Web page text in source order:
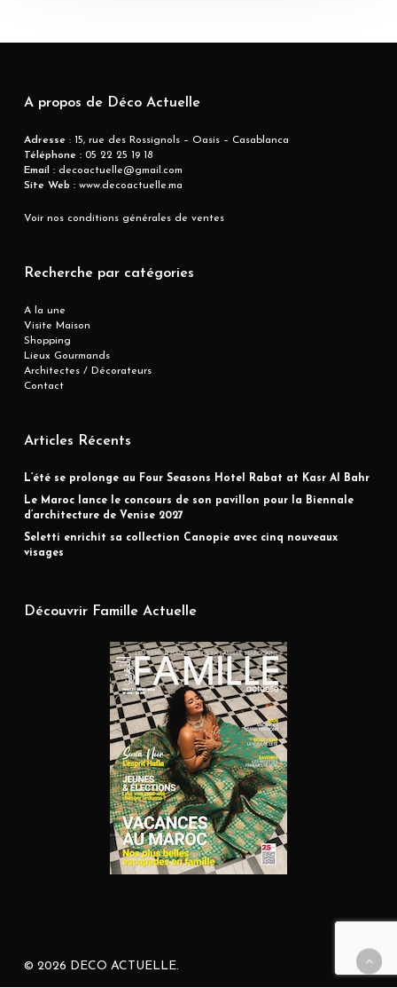
A propos de Déco Actuelle
Adresse : 15, rue des Rossignols – Oasis – Casablanca
Téléphone :05 22 25 19 18
Email :decoactuelle@gmail.com
Site Web :www.decoactuelle.ma
Voir nos conditions générales de ventes
Recherche par catégories
A la une
Visite Maison
Shopping
Lieux Gourmands
Architectes / Décorateurs
Contact
Articles Récents
L’été se prolonge au Four Seasons Hotel Rabat at Kasr Al Bahr
Le Maroc lance le concours de son pavillon pour la Biennale
d’architecture de Venise 2027
Seletti enrichit sa collection Canopie avec cinq nouveaux
visages
Découvrir Famille Actuelle
© 2026 DECO ACTUELLE.